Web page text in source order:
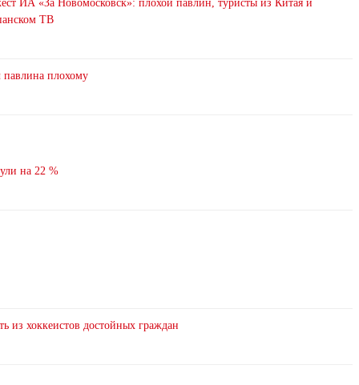
ИА «За Новомосковск»: плохой павлин, туристы из Китая и
ТВ
павлина плохому
на 22 %
из хоккеистов достойных граждан